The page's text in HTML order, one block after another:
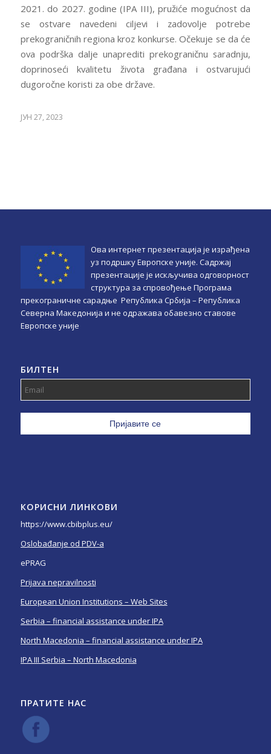
2021. do 2027. godine (IPA III), pružiće mogućnost da
se ostvare navedeni ciljevi i zadovolje potrebe
prekograničnih regiona kroz konkurse. Očekuje se da će
ova podrška dalje unaprediti prekograničnu saradnju,
doprinoseći kvalitetu života građana i ostvarujući
dugoročne koristi za obe države.
ЈУН 27, 2023
Ова интернет презентација је израђена
уз подршку Европске уније. Садржај
презентације је искључива одговорност
структура за спровођење Програма
прекограничне сарадње Република Србијa – Република
Северна Македонија и не одражава обавезно ставове
Европске уније
БИЛТЕН
КОРИСНИ ЛИНКОВИ
https://www.cbibplus.eu/
Oslobađanje od PDV-a
ePRAG
Prijava nepravilnosti
European Union Institutions – Web Sites
Serbia – financial assistance under IPA
North Macedonia – financial assistance under IPA
IPA III Serbia – North Macedonia
ПРАТИТЕ НАС